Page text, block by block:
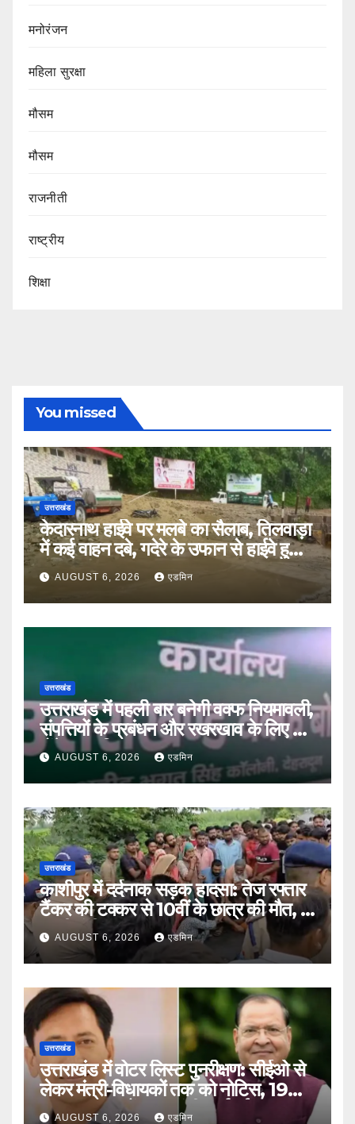
मनोरंजन
महिला सुरक्षा
मौसम
मौसम
राजनीती
राष्ट्रीय
शिक्षा
You missed
उत्तराखंड
केदारनाथ हाईवे पर मलबे का सैलाब, तिलवाड़ा
में कई वाहन दबे, गदेरे के उफान से हाईवे हुआ
बंदAUGUST 6, 2026 एडमिन
उत्तराखंड
उत्तराखंड में पहली बार बनेगी वक्फ नियमावली,
संपत्तियों के प्रबंधन और रखरखाव के लिए तय
होंगे स्पष्ट नियम
AUGUST 6, 2026 एडमिन
उत्तराखंड
काशीपुर में दर्दनाक सड़क हादसा: तेज रफ्तार
टैंकर की टक्कर से 10वीं के छात्र की मौत, दो
साथी गंभीर घायल
AUGUST 6, 2026 एडमिन
उत्तराखंड
उत्तराखंड में वोटर लिस्ट पुनरीक्षण: सीईओ से
लेकर मंत्री-विधायकों तक को नोटिस, 19
लाख मतदाताओं तक पहुंची कार्रवाई
AUGUST 6, 2026 एडमिन